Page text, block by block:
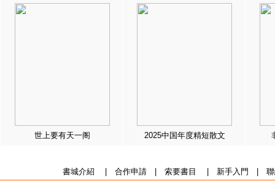
世上要有天一阁 2025中国年度精短散文
書城介紹 合作申請| 索要書目 新手入門